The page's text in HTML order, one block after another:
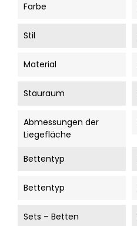
Farbe
Stil
Material
Stauraum
Abmessungen der
Liegefläche
Bettentyp
Bettentyp
Sets – Betten